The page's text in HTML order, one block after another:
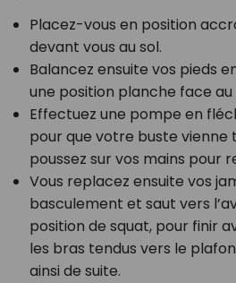
Placez-vous en position
devant vous au sol.
Balancez ensuite vos pieds
une position planche face au
Effectuez une pompe en
pour que votre buste vienne
poussez sur vos mains pour
Vous replacez ensuite vos
basculement et saut vers
position de squat, pour finir
les bras tendus vers le
ainsi de suite.